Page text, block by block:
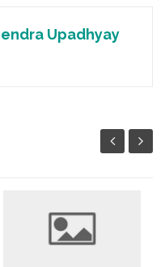
Upadhyay